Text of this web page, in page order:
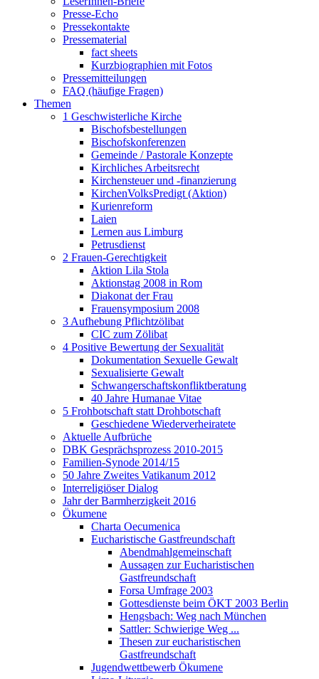
Presse-Echo
Pressekontakte
Pressematerial
fact sheets
Kurzbiographien mit Fotos
Pressemitteilungen
FAQ (häufige Fragen)
Themen
1 Geschwisterliche Kirche
Bischofsbestellungen
Bischofskonferenzen
Gemeinde / Pastorale Konzepte
Kirchliches Arbeitsrecht
Kirchensteuer und -finanzierung
KirchenVolksPredigt (Aktion)
Kurienreform
Laien
Lernen aus Limburg
Petrusdienst
2 Frauen-Gerechtigkeit
Aktion Lila Stola
Aktionstag 2008 in Rom
Diakonat der Frau
Frauensymposium 2008
3 Aufhebung Pflichtzölibat
CIC zum Zölibat
4 Positive Bewertung der Sexualität
Dokumentation Sexuelle Gewalt
Sexualisierte Gewalt
Schwangerschaftskonfliktberatung
40 Jahre Humanae Vitae
5 Frohbotschaft statt Drohbotschaft
Geschiedene Wiederverheiratete
Aktuelle Aufbrüche
DBK Gesprächsprozess 2010-2015
Familien-Synode 2014/15
50 Jahre Zweites Vatikanum 2012
Interreligiöser Dialog
Jahr der Barmherzigkeit 2016
Ökumene
Charta Oecumenica
Eucharistische Gastfreundschaft
Abendmahlgemeinschaft
Aussagen zur Eucharistischen
Gastfreundschaft
Forsa Umfrage 2003
Gottesdienste beim ÖKT 2003 Berlin
Hengsbach: Weg nach München
Sattler: Schwierige Weg ...
Thesen zur eucharistischen
Gastfreundschaft
Jugendwettbewerb Ökumene